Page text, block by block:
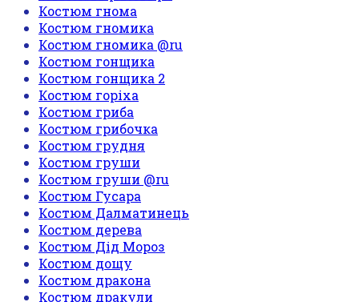
Костюм гнома
Костюм гномика
Костюм гномика @ru
Костюм гонщика
Костюм гонщика 2
Костюм горіха
Костюм гриба
Костюм грибочка
Костюм грудня
Костюм груши
Костюм груши @ru
Костюм Гусара
Костюм Далматинець
Костюм дерева
Костюм Дід Мороз
Костюм дощу
Костюм дракона
Костюм дракули